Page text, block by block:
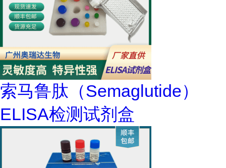
索马鲁肽（Semaglutide）
ELISA检测试剂盒